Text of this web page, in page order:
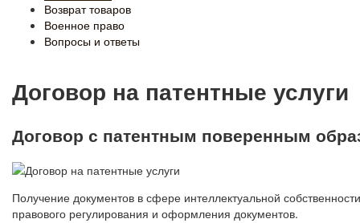
Возврат товаров
Военное право
Вопросы и ответы
Договор на патентные услуги
Договор с патентным поверенным
Получение документов в сфере интеллектуальной
правового регулирования и оформления документов.